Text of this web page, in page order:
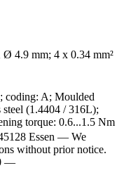
Ø 4.9 mm; 4 x 0.34 mm²
coding: A; Moulded
(1.4404 / 316L);
torque: 0.6...1.5 Nm
Essen — We
without prior notice.
—